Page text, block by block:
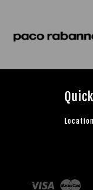
Location
Visa